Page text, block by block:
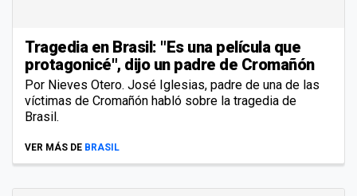
Tragedia en Brasil: "Es una película que
protagonicé", dijo un padre de Cromañón
Por Nieves Otero. José Iglesias, padre de una de las
víctimas de Cromañón habló sobre la tragedia de
Brasil.
VER MÁS DE BRASIL